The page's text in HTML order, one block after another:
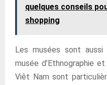
quelques conseils
shopping
Les musées sont
musée d’Ethnographie
Viêt Nam sont